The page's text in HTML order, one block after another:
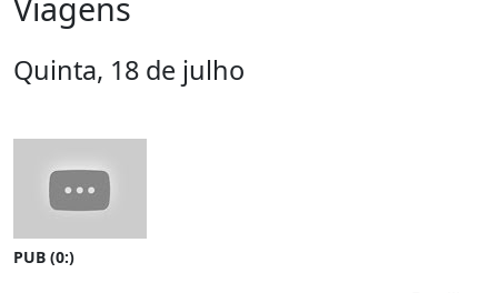
Quinta, 18 de julho
PUB (0:)